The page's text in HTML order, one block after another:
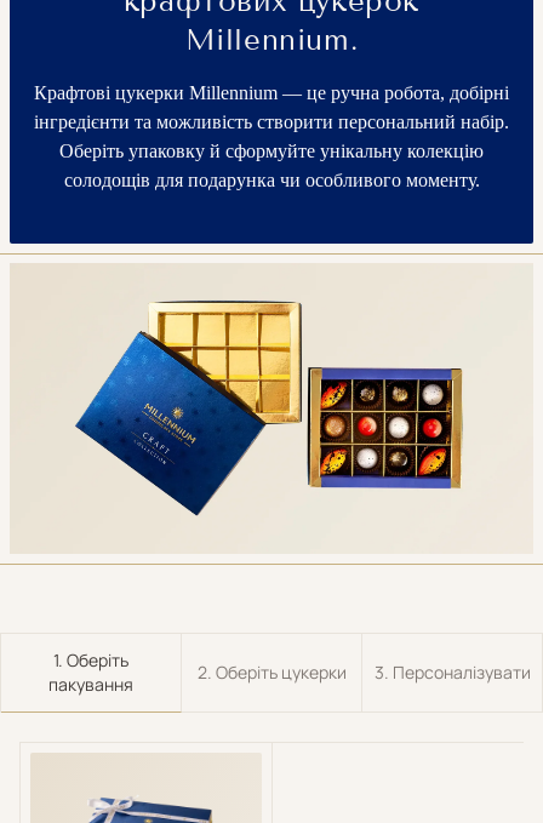
Millennium.
Крафтові цукерки Millennium — це ручна робота, добірні
інгредієнти та можливість створити персональний набір.
Оберіть упаковку й сформуйте унікальну колекцію
солодощів для подарунка чи особливого моменту.
1. Оберіть
пакування
2. Оберіть цукерки 3. Персоналізувати